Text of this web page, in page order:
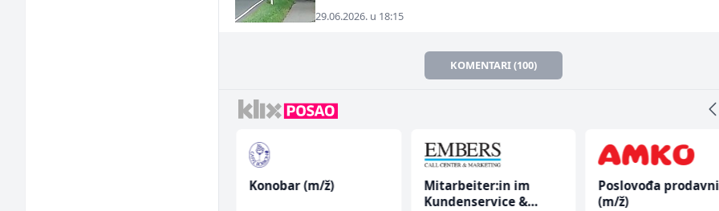
29.06.2026. u 18:15
KOMENTARI (100)
Konobar (m/ž)
Mitarbeiter:in im
Kundenservice &
Poslovođa
(m/ž)